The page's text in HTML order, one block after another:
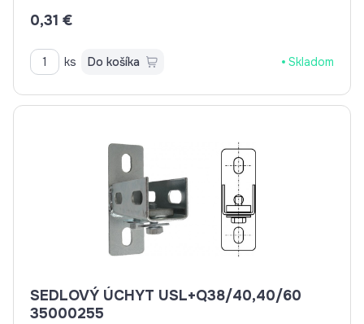
0,31 €
ks Do košíka Skladom
SEDLOVÝ ÚCHYT USL+Q38/40,40/60
35000255